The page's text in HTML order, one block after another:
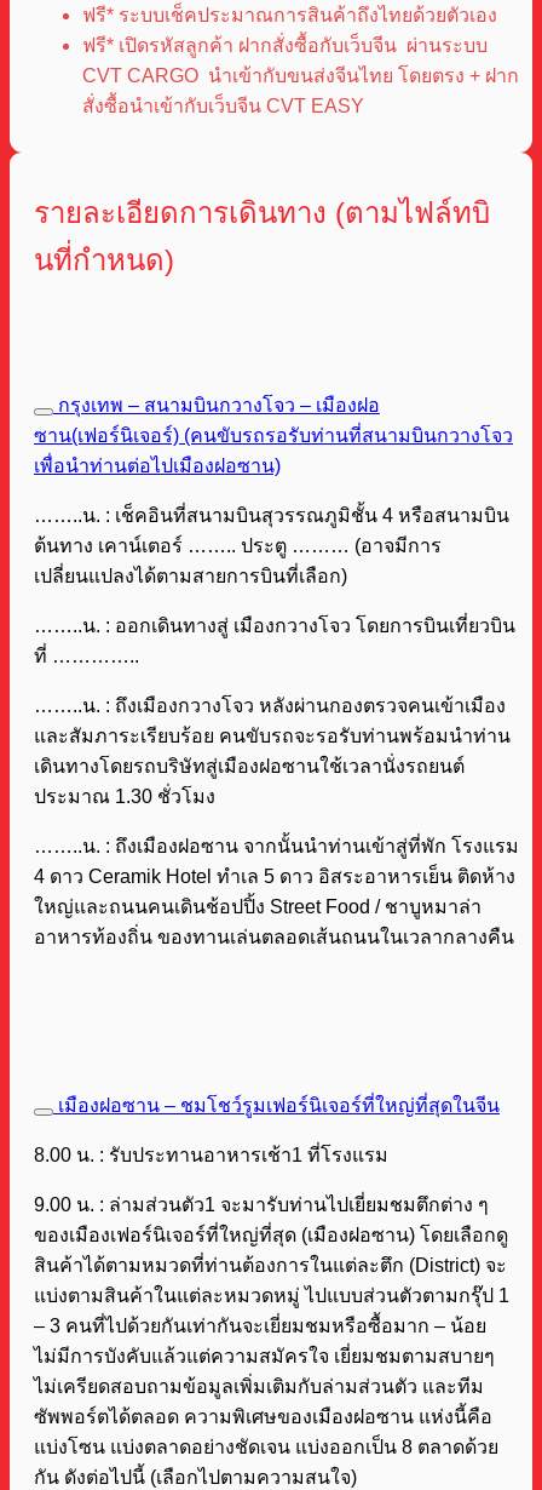
ฟรี* ระบบเช็คประมาณการสินค้าถึงไทยด้วยตัวเอง
ฟรี* เปิดรหัสลูกค้า ฝากสั่งซื้อกับเว็บจีน ผ่านระบบ
CVT CARGO นำเข้ากับขนส่งจีนไทย โดยตรง + ฝาก
สั่งซื้อนำเข้ากับเว็บจีน CVT EASY
รายละเอียดการเดินทาง (ตามไฟล์ทบิ
นที่กำหนด)
กรุงเทพ – สนามบินกวางโจว – เมืองฝอ
ซาน(เฟอร์นิเจอร์) (คนขับรถรอรับท่านที่สนามบินกวางโจว
เพื่อนำท่านต่อไปเมืองฝอซาน)
……..น. : เช็คอินที่สนามบินสุวรรณภูมิชั้น 4 หรือสนามบิน
ต้นทาง เคาน์เตอร์ …….. ประตู ……… (อาจมีการ
เปลี่ยนแปลงได้ตามสายการบินที่เลือก)
……..น. : ออกเดินทางสู่ เมืองกวางโจว โดยการบินเที่ยวบิน
ที่ …………..
……..น. : ถึงเมืองกวางโจว หลังผ่านกองตรวจคนเข้าเมือง
และสัมภาระเรียบร้อย คนขับรถจะรอรับท่านพร้อมนำท่าน
เดินทางโดยรถบริษัทสู่เมืองฝอซานใช้เวลานั่งรถยนต์
ประมาณ 1.30 ชั่วโมง
……..น. : ถึงเมืองฝอซาน จากนั้นนำท่านเข้าสู่ที่พัก โรงแรม
4 ดาว Ceramik Hotel ทำเล 5 ดาว อิสระอาหารเย็น ติดห้าง
ใหญ่และถนนคนเดินช้อปปิ้ง Street Food / ชาบูหมาล่า
อาหารท้องถิ่น ของทานเล่นตลอดเส้นถนนในเวลากลางคืน
เมืองฝอซาน – ชมโชว์รูมเฟอร์นิเจอร์ที่ใหญ่ที่สุดในจีน
8.00 น. : รับประทานอาหารเช้า1 ที่โรงแรม
9.00 น. : ล่ามส่วนตัว1 จะมารับท่านไปเยี่ยมชมตึกต่าง ๆ
ของเมืองเฟอร์นิเจอร์ที่ใหญ่ที่สุด (เมืองฝอซาน) โดยเลือกดู
สินค้าได้ตามหมวดที่ท่านต้องการในแต่ละตึก (District) จะ
แบ่งตามสินค้าในแต่ละหมวดหมู่ ไปแบบส่วนตัวตามกรุ๊ป 1
– 3 คนที่ไปด้วยกันเท่ากันจะเยี่ยมชมหรือซื้อมาก – น้อย
ไม่มีการบังคับแล้วแต่ความสมัครใจ เยี่ยมชมตามสบายๆ
ไม่เครียดสอบถามข้อมูลเพิ่มเติมกับล่ามส่วนตัว และทีม
ซัพพอร์ตได้ตลอด ความพิเศษของเมืองฝอซาน แห่งนี้คือ
แบ่งโซน แบ่งตลาดอย่างชัดเจน แบ่งออกเป็น 8 ตลาดด้วย
กัน ดังต่อไปนี้ (เลือกไปตามความสนใจ)